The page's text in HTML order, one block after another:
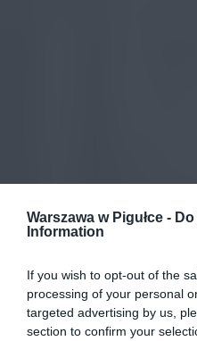
Warszawa w Pigułce -
Information
If you wish to opt-out of the
processing of your personal
targeted advertising by us,
section to confirm your